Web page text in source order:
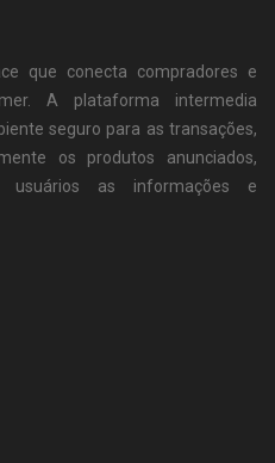
que conecta compradores e
A plataforma intermedia
seguro para as transações,
os produtos anunciados,
usuários as informações e